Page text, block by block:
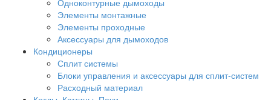
Одноконтурные дымоходы
Элементы монтажные
Элементы проходные
Аксессуары для дымоходов
Кондиционеры
Сплит системы
Блоки управления и аксессуары для сплит-систем
Расходный материал